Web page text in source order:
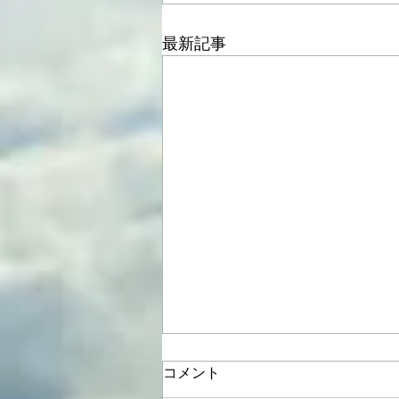
最新記事
第二コリントの手紙12:17~21
コメント